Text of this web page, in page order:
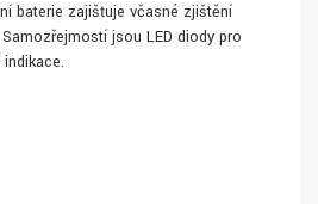
baterie zajišťuje včasné zjištění
jsou LED diody pro